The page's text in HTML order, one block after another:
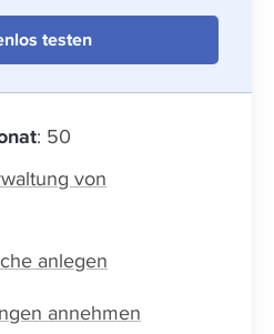
testen
: 50
von
anlegen
annehmen